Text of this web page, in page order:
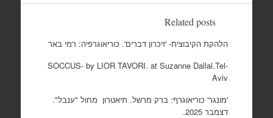
Related posts
הלהקת הקיבוצית- 'זיכרון דברים'. כוריאוגרפיה: רמי באר
SOCCUS- by LIOR TAVORI. at Suzanne Dallal.Tel-
Aviv
'מונגר' כוריאוגרף: ברק מרשל. תיאטרון מחול "ענבל".
דצמבר 2025.